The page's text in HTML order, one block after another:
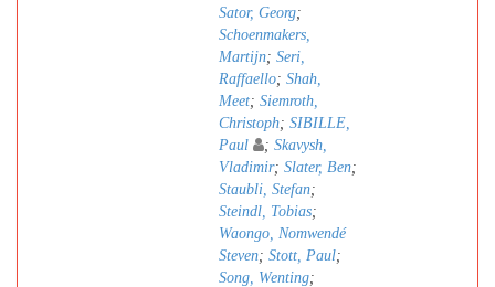
Sator, Georg;
Schoenmakers,
Martijn; Seri,
Raffaello; Shah,
Meet; Siemroth,
Christoph; SIBILLE,
Paul
; Skavysh,
Vladimir; Slater, Ben;
Staubli, Stefan;
Steindl, Tobias;
Waongo, Nomwendé
Steven; Stott, Paul;
Song, Wenting;